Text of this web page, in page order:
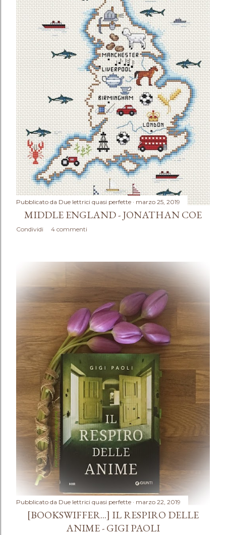
Pubblicato da Due lettrici quasi perfette marzo 25, 2019
MIDDLE ENGLAND - JONATHAN COE
Condividi 4 commenti
Pubblicato da Due lettrici quasi perfette marzo 22, 2019
[BOOKSWIFFER...] IL RESPIRO DELLE
ANIME - GIGI PAOLI